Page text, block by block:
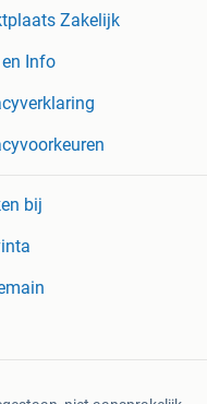
Zakelijk
en Info
bij